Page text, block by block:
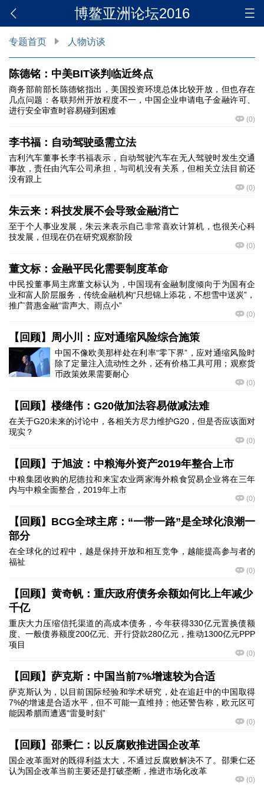
博鳌亚洲论坛2016
专题首页 人物访谈
陈德铭：中美BIT谈判临近终点
商务部前部长陈德铭指出，美国投资环境总体比较开放，但也存在
几点问题：各联邦州开放程度不一，中国企业申请电子金融许可、
进行安全审查时容易碰到困难
(0)
李书福：自动驾驶亟需立法
吉利汽车董事长李书福表示，自动驾驶汽车在无人驾驶时发生交通
事故，责任由汽车公司承担，与司机没有关系，但相关立法目前还
没有跟上
(0)
朱云来：科技发展不会导致金融消亡
至于个人事业发展，朱云来表示自己非常喜欢计算机，也很关心科
技发展，但现在仍在研究观察阶段
(0)
董文标：金融平民化需要制度革命
中民投董事局主席董文标认为，中国现有金融制度倾向于为国有企
业和富人阶层服务，传统金融机构“只想锦上添花，不想雪中送炭”，
推广普惠金融“雷声大、雨点小”
(0)
【回顾】周小川：应对通缩风险综合施策
中国不像欧美那样处在利率“零下界”，应对通缩风险时
除了定量注入流动性之外，还有价格工具可用；观察货
币政策效果需要耐心
(0)
【回顾】楼继伟：G20做加法容易做减法难
在关于G20未来的讨论中，各相关方尽力维护G20，但是否应该面对
现实？
(0)
【回顾】于旭波：中粮海外资产2019年整合上市
中粮集团收购的尼德拉和来宝农业两家海外粮食贸易企业将在三年
内与中粮全面整合，2019年上市
(0)
【回顾】BCG全球主席：“一带一路”是全球化浪潮一
部分
在全球化的过程中，越是保持开放和相互竞争，越能提高参与者的
福祉
(0)
【回顾】黄奇帆：重庆政府债务余额如何比上年减少
千亿
重庆大力压缩信托渠道的高成本债务，今年获得330亿元置换债额
度、一般债券额度200亿元、开行贷款280亿元，推动1300亿元PPP
项目
(0)
【回顾】萨克斯：中国当前7%增速较为合适
萨克斯认为，以目前国际经验和学术研究，处在追赶中的中国取得
7%的增速是合适水平，但不可能一直维持；他还警告称，欧元区可
能因希腊而遭遇“雷曼时刻”
(0)
【回顾】邵秉仁：以反腐败推进国企改革
国企改革面对的既得利益太大，不通过反腐败解决不了。邵秉仁还
认为国企改革当前主要还是打破垄断，推进市场化改革
(0)